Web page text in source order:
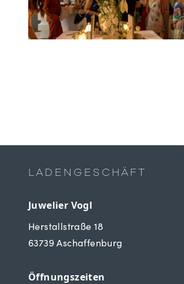
LADENGESCHÄFT
Juwelier Vogl
Herstallstraße 18
63739 Aschaffenburg
Öffnungszeiten